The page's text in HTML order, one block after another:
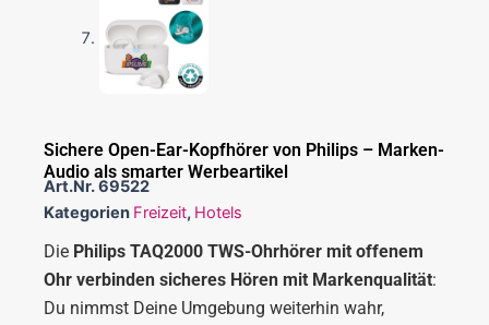
Sichere Open-Ear-Kopfhörer von Philips – Marken-
Audio als smarter Werbeartikel
Art.Nr.69522
Kategorien Freizeit, Hotels
Die Philips TAQ2000 TWS-Ohrhörer mit offenem
Ohr verbinden sicheres Hören mit Markenqualität:
Du nimmst Deine Umgebung weiterhin wahr,